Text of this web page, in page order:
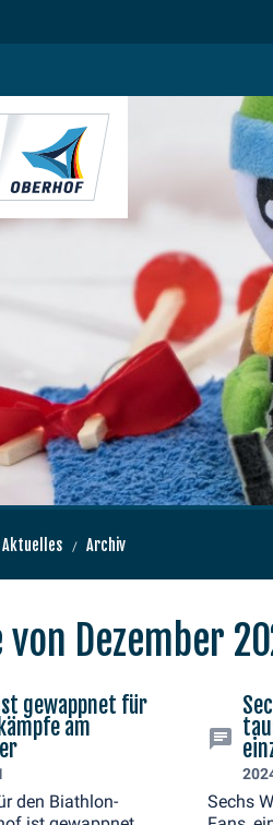
Aktuelles Archiv
Dezember
gewappnet für
am
den Biathlon-
Sechs